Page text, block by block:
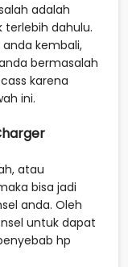
adalah
terlebih dahulu.
kembali,
bermasalah
karena
ini.
atau
bisa jadi
anda. Oleh
untuk dapat
hp